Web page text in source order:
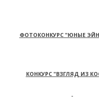
ФОТОКОНКУРС "ЮНЫЕ
КОНКУРС "ВЗГЛЯД ИЗ